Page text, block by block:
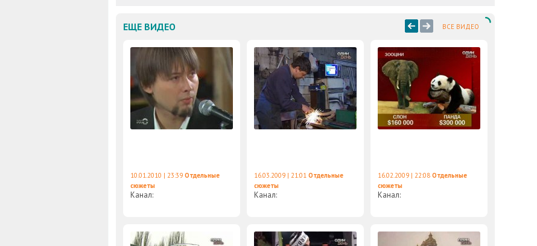
ВСЕ ВИДЕО
ЕЩЕ ВИДЕО
10.01.2010 | 23:39 Отдельные
сюжеты
Канал:
16.03.2009 | 21:01 Отдельные
сюжеты
Канал:
16.02.2009 | 22:08 Отдельные
сюжеты
Канал: